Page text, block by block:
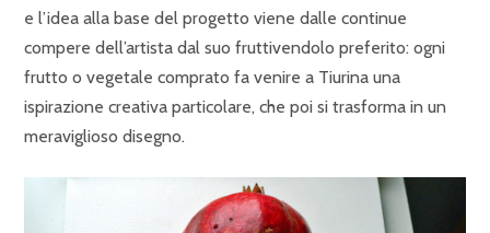
e l’idea alla base del progetto viene dalle continue
compere dell’artista dal suo fruttivendolo preferito: ogni
frutto o vegetale comprato fa venire a Tiurina una
ispirazione creativa particolare, che poi si trasforma in un
meraviglioso disegno.